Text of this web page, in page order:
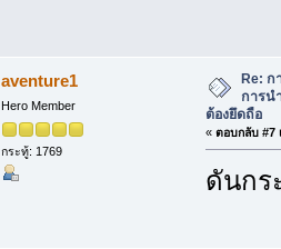
aventure1
Hero Member
กระทู้: 1769
Re: ก
การน
ต้องยึดถือ
« ตอบกลับ #7
ดันกร